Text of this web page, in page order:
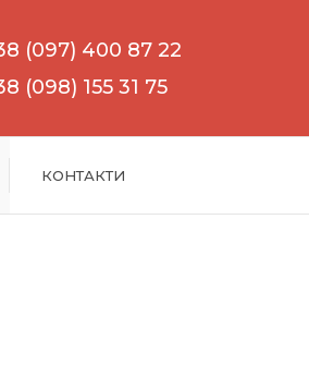
(097) 400 87 22
(098) 155 31 75
КОНТАКТИ